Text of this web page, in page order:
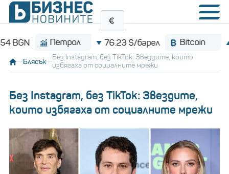
Петрол 76.23 $/барел Bitcoin
Блясък
Без Instagram, без TikTok: Звездите, които
избягаха от социалните мрежи
Без Instagram, без TikTok: Звездите,
които избягаха от социалните мрежи